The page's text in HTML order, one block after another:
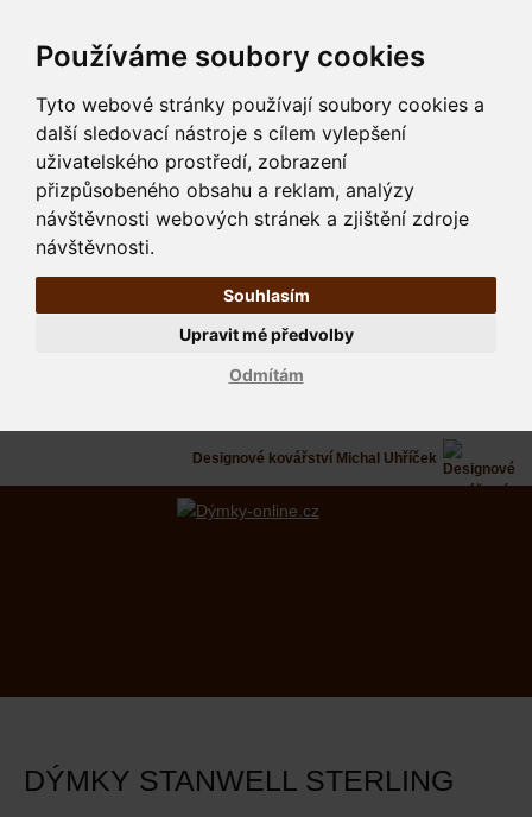
Používáme soubory cookies
Tyto webové stránky používají soubory cookies a
další sledovací nástroje s cílem vylepšení
uživatelského prostředí, zobrazení
přizpůsobeného obsahu a reklam, analýzy
návštěvnosti webových stránek a zjištění zdroje
návštěvnosti.
Souhlasím
Odmítám
Upravit mé předvolby
Designové kovářství Michal Uhříček
DÝMKY STANWELL STERLING